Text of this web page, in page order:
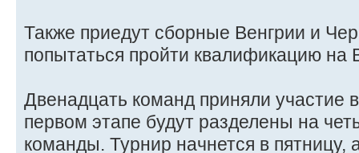
Также приедут сборные Венгрии и
попытаться пройти квалификацию
Двенадцать команд приняли участие
первом этапе будут разделены на
команды. Турнир начнется в пятницу,